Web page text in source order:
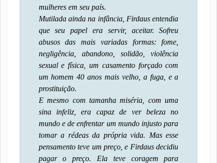
mulheres em seu país.
Mutilada ainda na infância, Firdaus entendia
que seu papel era servir, aceitar. Sofreu
abusos das mais variadas formas: fome,
negligência, abandono, solidão, violência
sexual e física, um casamento forçado com
um homem 40 anos mais velho, a fuga, e a
prostituição.
E mesmo com tamanha miséria, com uma
sina infeliz, era capaz de ver beleza no
mundo e de enfrentar um mundo injusto para
tomar a rédeas da própria vida. Mas esse
pensamento teve um preço, e Firdaus decidiu
pagar o preço. Ela teve coragem para